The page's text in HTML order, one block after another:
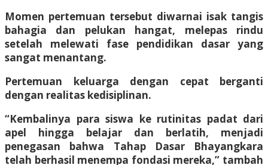
Momen pertemuan tersebut diwarnai isak tangis
bahagia dan pelukan hangat, melepas rindu
setelah melewati fase pendidikan dasar yang
sangat menantang.
​Pertemuan keluarga dengan cepat berganti
dengan realitas kedisiplinan.
“Kembalinya para siswa ke rutinitas padat dari
apel hingga belajar dan berlatih, menjadi
penegasan bahwa Tahap Dasar Bhayangkara
telah berhasil menempa fondasi mereka,” tambah